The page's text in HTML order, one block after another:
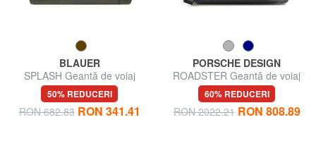
BLAUER
SPLASH Geantă de voiaj
50% REDUCERI
RON 682.83 RON 341.41
PORSCHE DESIGN
ROADSTER Geantă de voiaj
cu curea de umăr
60% REDUCERI
RON 2022.21 RON 808.89